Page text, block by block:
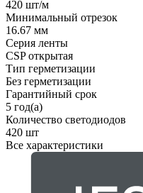
420 шт/м
Минимальный отрезок
16.67 мм
Серия ленты
CSP открытая
Тип герметизации
Без герметизации
Гарантийный срок
5 год(а)
Количество светодиодов
420 шт
Все характеристики